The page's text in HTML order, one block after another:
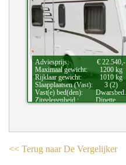
Adviesprijs:
€ 22.540,-
Maximaal gewicht:
1200 kg
Rijklaar gewicht:
1010 kg
Slaapplaatsen (Vast):
3 (2)
Vast(e) bed(den):
Dwarsbed.
Zitgelegenheid.:
Dinette.
<< Terug naar De Vergelijker